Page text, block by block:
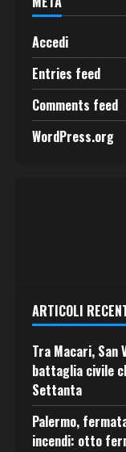
Accedi
Entries feed
Comments feed
WordPress.org
ARTICOLI
Tra Macari, San
battaglia civile
Settanta
Palermo,
incendi: otto